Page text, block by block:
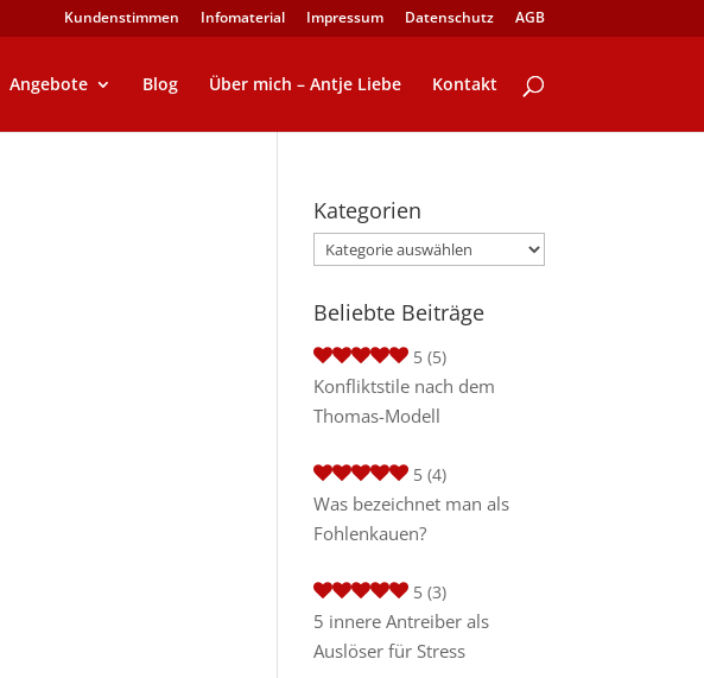
Kundenstimmen Infomaterial Impressum Datenschutz AGB
Angebote Blog Über mich – Antje Liebe Kontakt
Kategorien
Kategorien
Beliebte Beiträge
5 (5)
Konfliktstile nach dem
Thomas-Modell
5 (4)
Was bezeichnet man als
Fohlenkauen?
5 (3)
5 innere Antreiber als
Auslöser für Stress